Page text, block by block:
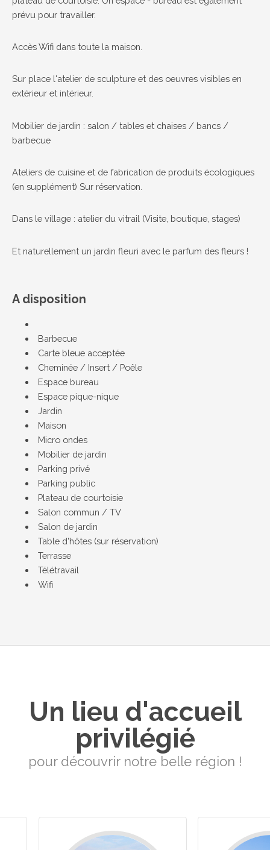
prévu pour travailler.
Accès Wifi dans toute la maison.
Sur place l'atelier de sculpture et des oeuvres visibles en
extérieur et intérieur.
Mobilier de jardin : salon / tables et chaises / bancs /
barbecue
Ateliers de cuisine et de fabrication de produits écologiques
(en supplément) Sur réservation.
Dans le village : atelier du vitrail (Visite, boutique, stages)
Et naturellement un jardin fleuri avec le parfum des fleurs !
A disposition
Barbecue
Carte bleue acceptée
Cheminée / Insert / Poêle
Espace bureau
Espace pique-nique
Jardin
Maison
Micro ondes
Mobilier de jardin
Parking privé
Parking public
Plateau de courtoisie
Salon commun / TV
Salon de jardin
Table d'hôtes (sur réservation)
Terrasse
Télétravail
Wifi
Un lieu d'accueil
privilégié
pour découvrir notre belle région !